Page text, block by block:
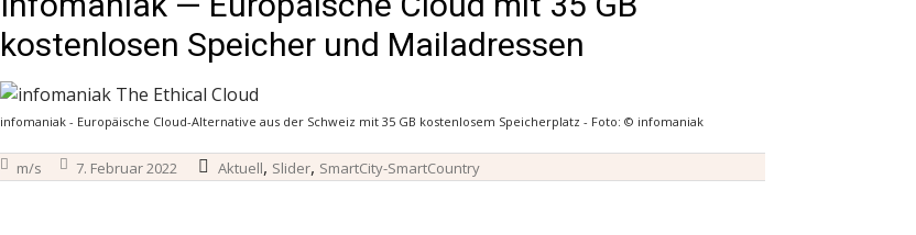
kostenlosen Speicher und Mailadressen
infomaniak - Europäische Cloud-Alternative aus der Schweiz mit 35 GB kostenlosem Speicherplatz - Foto: © infomaniak
m/s 7. Februar 2022 Aktuell, Slider, SmartCity-SmartCountry